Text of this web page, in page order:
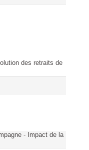
des retraits de
- Impact de la